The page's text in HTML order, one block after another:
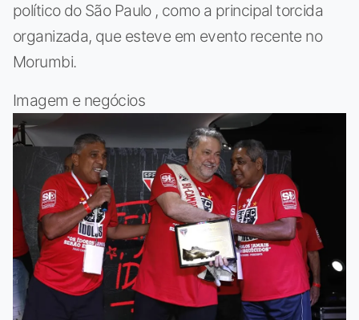
político do São Paulo , como a principal torcida
organizada, que esteve em evento recente no
Morumbi.
Imagem e negócios